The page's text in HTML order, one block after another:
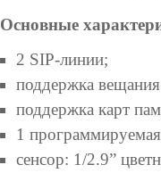
Основные
2 SIP-линии;
поддержка
поддержка карт
1
сенсор: 1/2.9”